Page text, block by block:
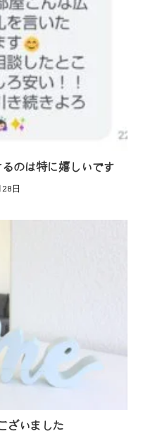
のは特に嬉しいです
日
ざいました